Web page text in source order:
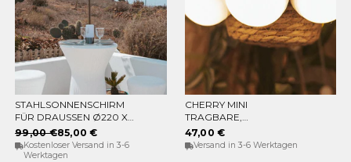
IN DEN WARENKORB
STAHLSONNENSCHIRM
FÜR DRAUSSEN Ø220 X 2
30CM
99,00 €85,00 €
Kostenloser Versand in 3-6
Werktagen
IN DEN WARENKORB
CHERRY MINI
TRAGBARE,
WIEDERAUFLADBARE
GLÜHBIRNE (PACKUNG
47,00 €
Versand in 3-6 Werktagen